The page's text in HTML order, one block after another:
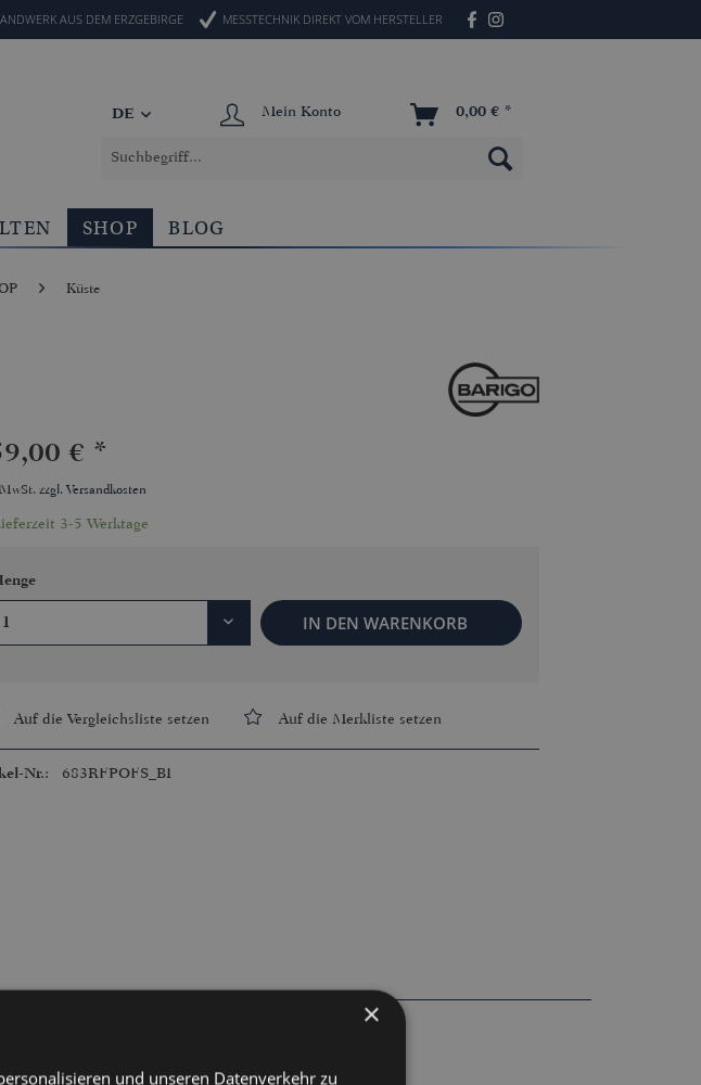
AUS DEM ERZGEBIRGE MESSTECHNIK DIREKT VOM HERSTELLER
DE Mein Konto 0,00 € *
SHOP BLOG
Küste
€ *
zzgl. Versandkosten
3-5 Werktage
IN DEN WARENKORB
Auf die Vergleichsliste setzen Auf die Merkliste setzen
Nr.: 683RFPOFS_BI
×
und unseren Datenverkehr zu